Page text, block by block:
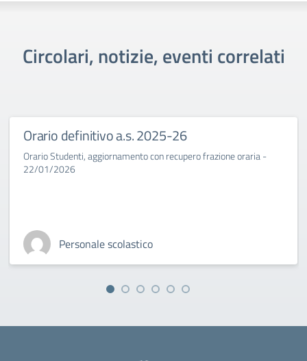
Circolari, notizie, eventi correlati
Orario definitivo a.s. 2025-26
Orario Studenti, aggiornamento con recupero frazione oraria -
22/01/2026
Personale scolastico